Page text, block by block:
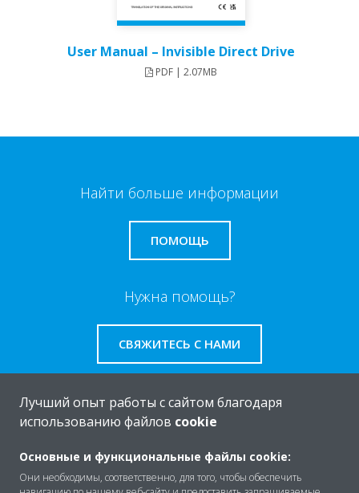
User Manual – Invisible Direct Drive​
PDF | 2.07MB
Найти больше информации
ПОМОЩЬ
Нужна помощь?
СВЯЖИТЕСЬ С НАМИ
Лучший опыт работы с сайтом благодаря
использованию файлов cookie
Основные и функциональные файлы cookie:
Они необходимы, соответственно, для того, чтобы обеспечить